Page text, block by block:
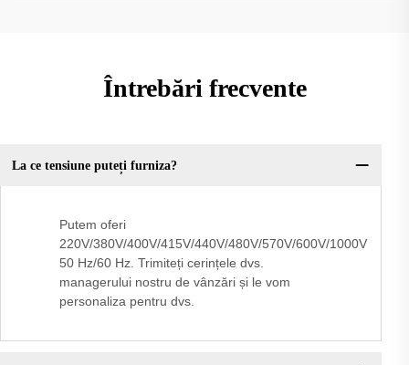
Întrebări frecvente
La ce tensiune puteți furniza?
Putem oferi
220V/380V/400V/415V/440V/480V/570V/600V/1000V
50 Hz/60 Hz. Trimiteți cerințele dvs.
managerului nostru de vânzări și le vom
personaliza pentru dvs.